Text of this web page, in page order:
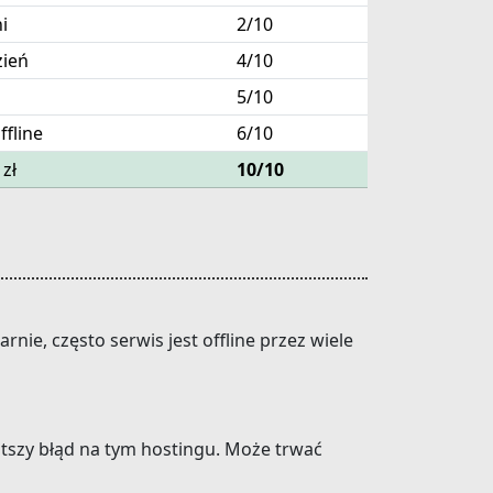
2/10
4/10
5/10
6/10
10/10
często serwis jest offline przez wiele
błąd na tym hostingu. Może trwać